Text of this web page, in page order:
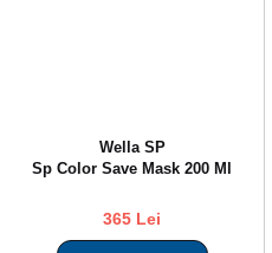
Wella SP
Sp Color Save Mask 200 Ml
365 Lei